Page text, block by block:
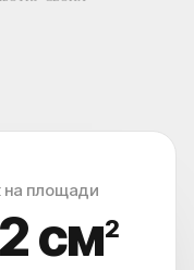
на площади
см2